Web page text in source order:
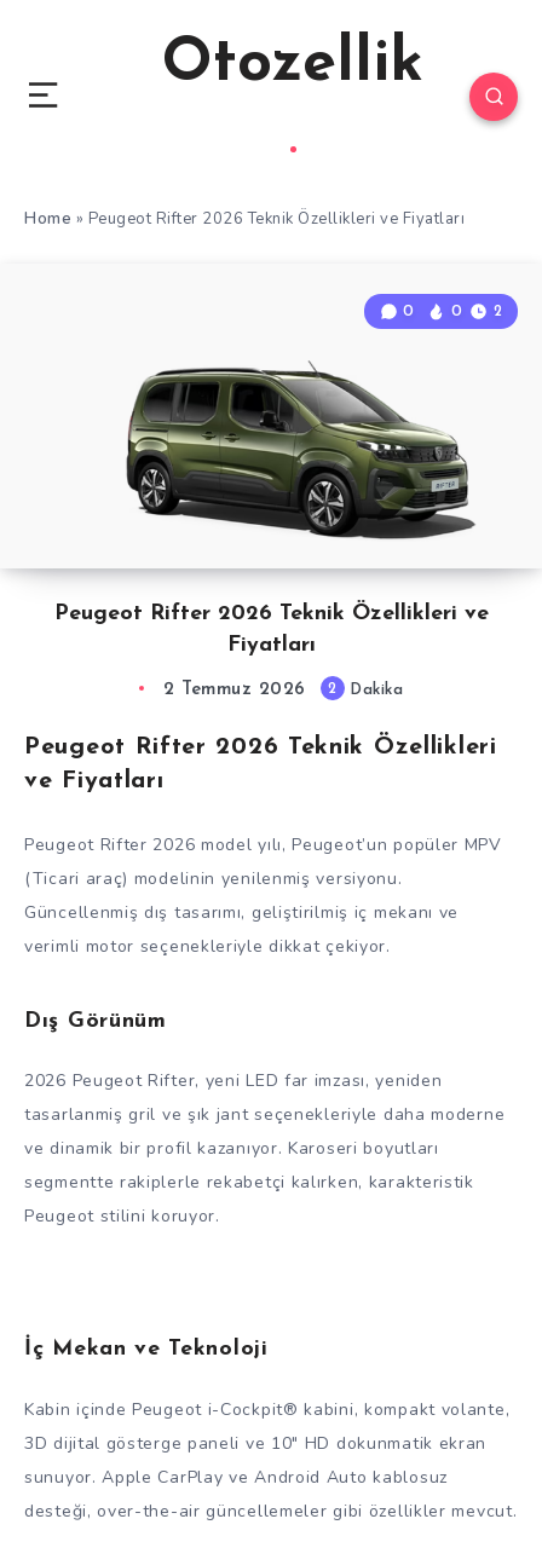
Otozellik
Home » Peugeot Rifter 2026 Teknik Özellikleri ve Fiyatları
Peugeot Rifter 2026 Teknik Özellikleri ve
Fiyatları
0 0 2
2 Temmuz 2026 2 Dakika
Peugeot Rifter 2026 Teknik Özellikleri
ve Fiyatları
Peugeot Rifter 2026 model yılı, Peugeot’un popüler MPV
(Ticari araç) modelinin yenilenmiş versiyonu.
Güncellenmiş dış tasarımı, geliştirilmiş iç mekanı ve
verimli motor seçenekleriyle dikkat çekiyor.
Dış Görünüm
2026 Peugeot Rifter, yeni LED far imzası, yeniden
tasarlanmiş gril ve şık jant seçenekleriyle daha moderne
ve dinamik bir profil kazanıyor. Karoseri boyutları
segmentte rakiplerle rekabetçi kalırken, karakteristik
Peugeot stilini koruyor.
İç Mekan ve Teknoloji
Kabin içinde Peugeot i-Cockpit® kabini, kompakt volante,
3D dijital gösterge paneli ve 10″ HD dokunmatik ekran
sunuyor. Apple CarPlay ve Android Auto kablosuz
desteği, over-the-air güncellemeler gibi özellikler mevcut.